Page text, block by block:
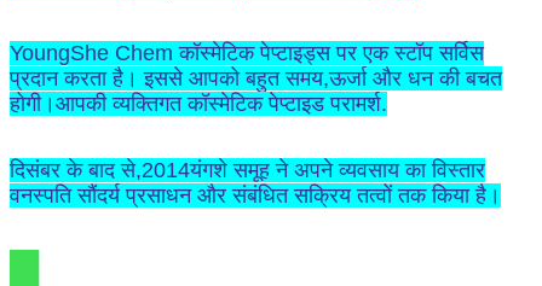
YoungShe Chem कॉस्मेटिक पेप्टाइड्स पर एक स्टॉप सर्विस
प्रदान करता है। इससे आपको बहुत समय,ऊर्जा और धन की बचत
होगी।आपकी व्यक्तिगत कॉस्मेटिक पेप्टाइड परामर्श.
दिसंबर के बाद से,2014यंगशे समूह ने अपने व्यवसाय का विस्तार
वनस्पति सौंदर्य प्रसाधन और संबंधित सक्रिय तत्वों तक किया है।